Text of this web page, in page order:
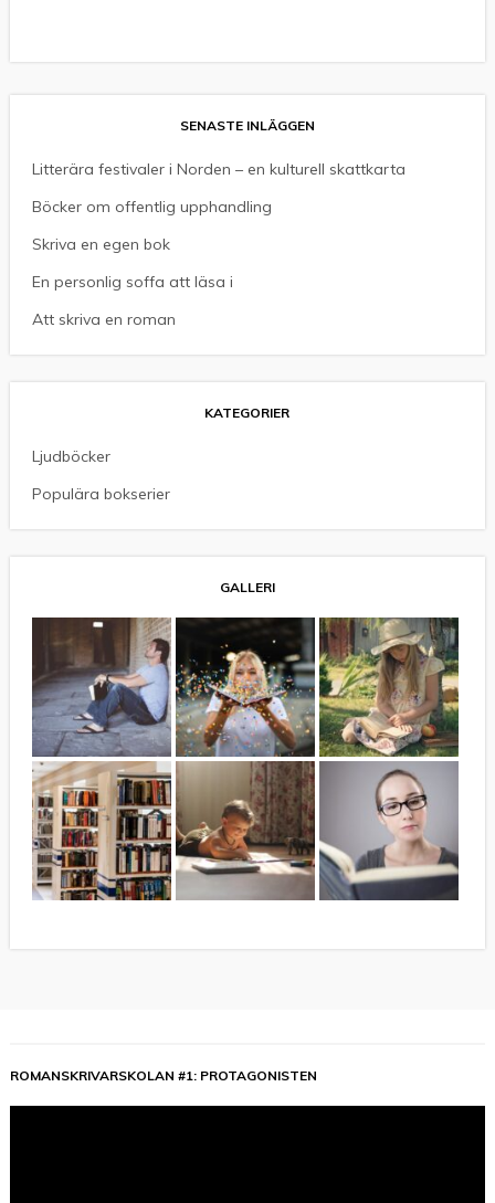
SENASTE INLÄGGEN
Litterära festivaler i Norden – en kulturell skattkarta
Böcker om offentlig upphandling
Skriva en egen bok
En personlig soffa att läsa i
Att skriva en roman
KATEGORIER
Ljudböcker
Populära bokserier
GALLERI
ROMANSKRIVARSKOLAN #1: PROTAGONISTEN